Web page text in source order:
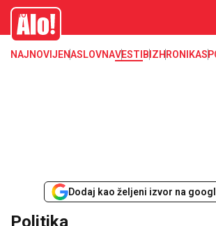
Alo
NAJNOVIJENASLOVNAVESTI BIZHRONIKA
Dodaj kao željeni izvor na
Politika